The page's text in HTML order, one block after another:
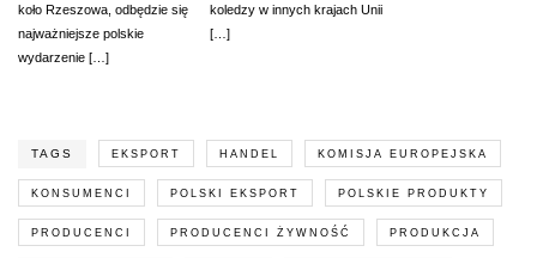
koło Rzeszowa, odbędzie się
najważniejsze polskie
wydarzenie […]
koledzy w innych krajach Unii
[…]
TAGS EKSPORT HANDEL KOMISJA EUROPEJSKA
KONSUMENCI POLSKI EKSPORT POLSKIE PRODUKTY
PRODUCENCI PRODUCENCI ŻYWNOŚĆ PRODUKCJA